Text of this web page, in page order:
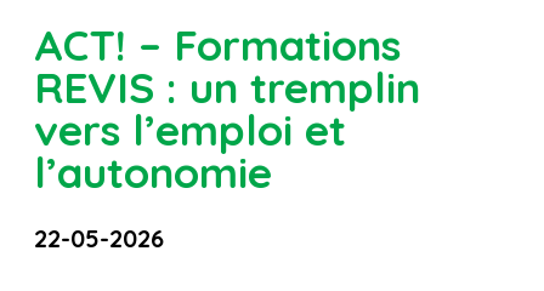
ACT! – Formations
REVIS : un tremplin
vers l’emploi et
l’autonomie
22-05-2026